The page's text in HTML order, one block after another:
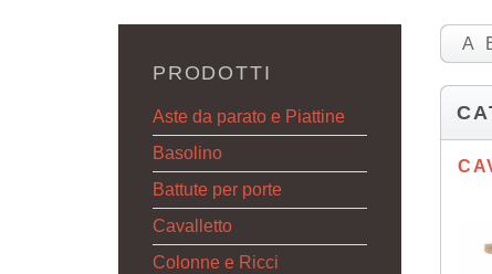
A
PRODOTTI
Aste da parato e Piattine
Basolino
Battute per porte
Cavalletto
Colonne e Ricci